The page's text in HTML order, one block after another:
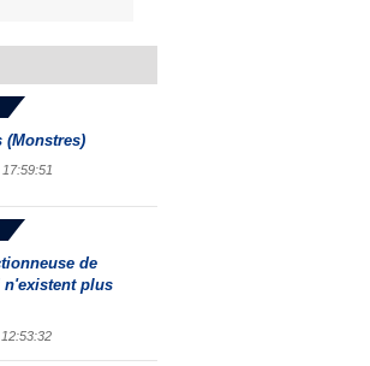
(Monstres)
de
plus